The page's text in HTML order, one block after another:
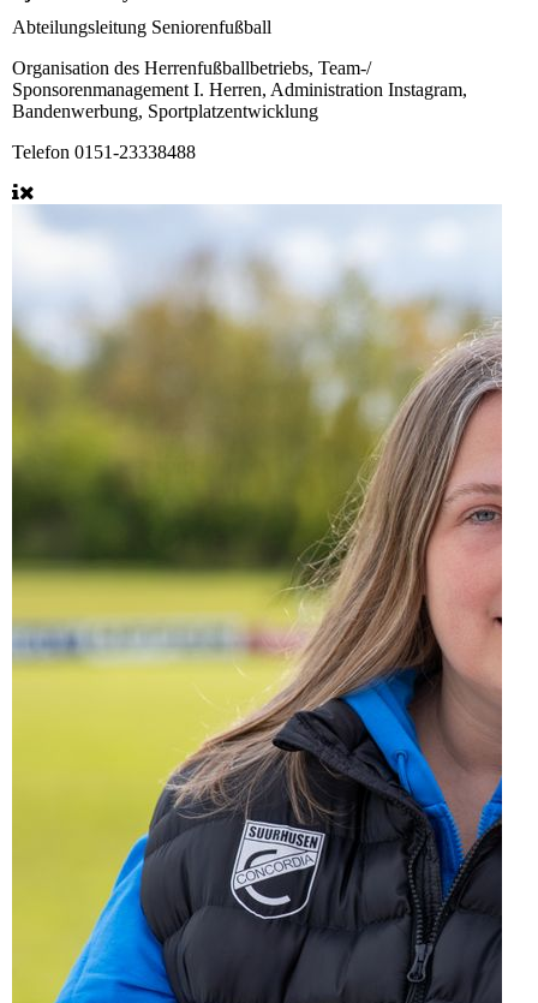
Abteilungsleitung Seniorenfußball
Organisation des Herrenfußballbetriebs, Team-/
Sponsorenmanagement I. Herren, Administration Instagram,
Bandenwerbung, Sportplatzentwicklung
Telefon 0151-23338488